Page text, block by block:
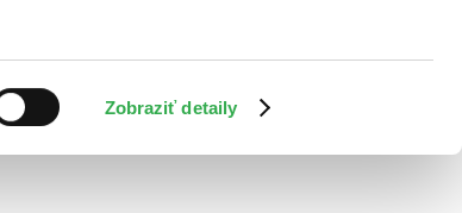
Zobraziť detaily